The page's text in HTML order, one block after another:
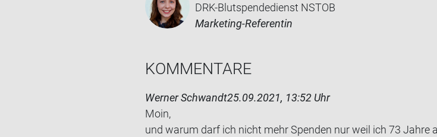
DRK-Blutspendedienst NSTOB
Marketing-Referentin
KOM­MEN­TA­RE
Werner Schwandt25.09.2021, 13:52 Uhr
Moin,
und warum darf ich nicht mehr Spen­den nur weil ich 73 Jahre